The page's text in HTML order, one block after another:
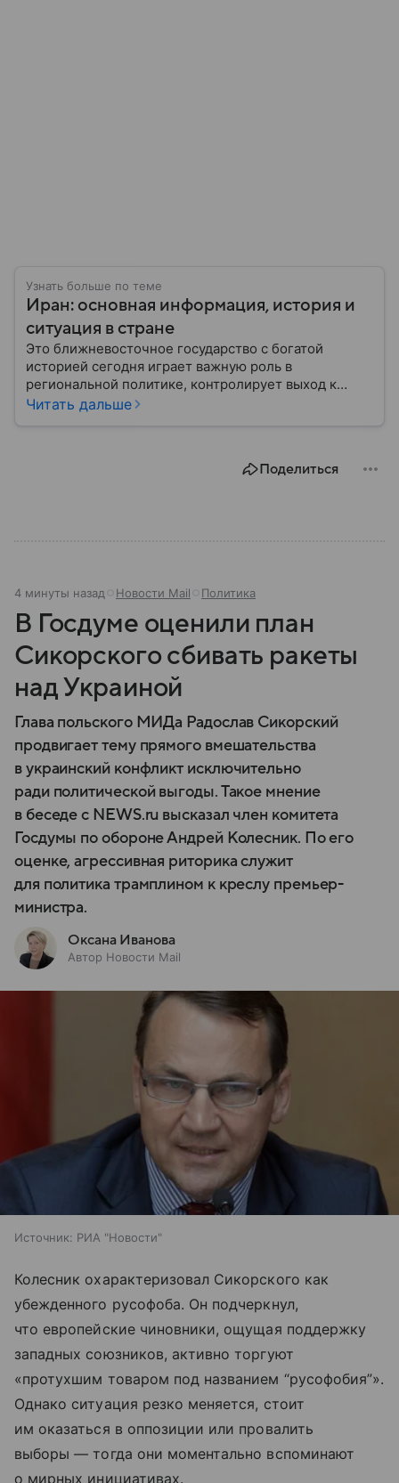
Узнать больше по теме
Иран: основная информация, история и
ситуация в стране
Это ближневосточное государство с богатой
историей сегодня играет важную роль в
региональной политике, контролирует выход к
Персидскому заливу и Ормузскому проливу, а также
Читать дальше
Поделиться
4 минуты назад Новости Mail Политика
В Госдуме оценили план
Сикорского сбивать ракеты
над Украиной
Глава польского МИДа Радослав Сикорский
продвигает тему прямого вмешательства
в украинский конфликт исключительно
ради политической выгоды. Такое мнение
в беседе с NEWS.ru высказал член комитета
Госдумы по обороне Андрей Колесник. По его
оценке, агрессивная риторика служит
для политика трамплином к креслу премьер-
министра.
Оксана Иванова
Автор Новости Mail
Источник: РИА "Новости"
Колесник охарактеризовал Сикорского как
убежденного русофоба. Он подчеркнул,
что европейские чиновники, ощущая поддержку
западных союзников, активно торгуют
«протухшим товаром под названием “русофобия”».
Однако ситуация резко меняется, стоит
им оказаться в оппозиции или провалить
выборы — тогда они моментально вспоминают
о мирных инициативах.